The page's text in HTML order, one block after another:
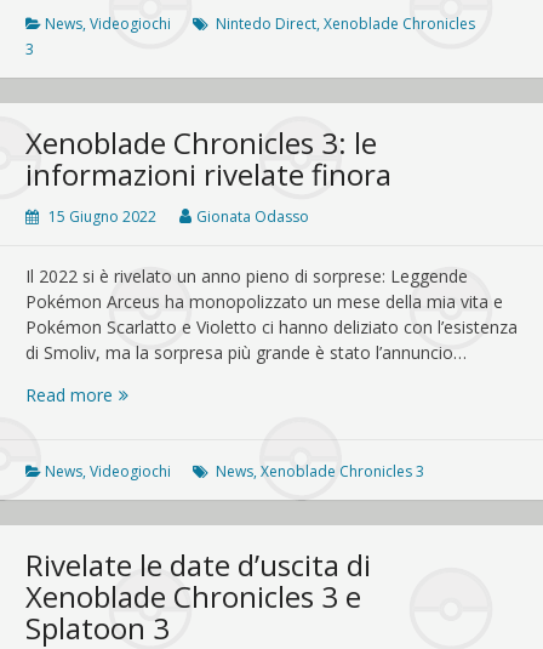
Direct:
ultime
novità
News,Videogiochi Nintedo Direct,Xenoblade Chronicles
3
Xenoblade Chronicles 3: le
informazioni rivelate finora
15 Giugno 2022 Gionata Odasso
Il 2022 si è rivelato un anno pieno di sorprese: Leggende
Pokémon Arceus ha monopolizzato un mese della mia vita e
Pokémon Scarlatto e Violetto ci hanno deliziato con l’esistenza
di Smoliv, ma la sorpresa più grande è stato l’annuncio…
Read more Xenoblade
le
informazioni
rivelate
News,Videogiochi News,Xenoblade Chronicles 3
Rivelate le date d’uscita di
Xenoblade Chronicles 3 e
Splatoon 3